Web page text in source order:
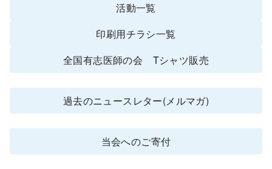
活動一覧
印刷用チラシ一覧
全国有志医師の会 Tシャツ販売
過去のニュースレター(メルマガ)
当会へのご寄付